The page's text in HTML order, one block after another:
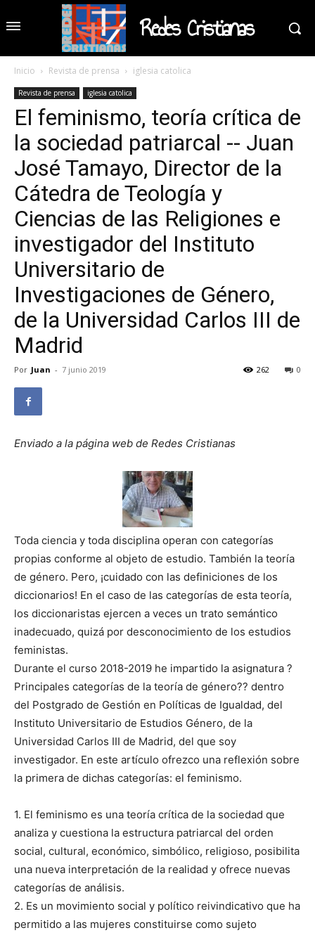
Redes Cristianas
Inicio Revista de prensa iglesia catolica
Revista de prensa iglesia catolica
El feminismo, teoría crítica de
la sociedad patriarcal -- Juan
José Tamayo, Director de la
Cátedra de Teología y
Ciencias de las Religiones e
investigador del Instituto
Universitario de
Investigaciones de Género,
de la Universidad Carlos III de
Madrid
Por Juan - 7 junio 2019 0
262
Enviado a la página web de Redes Cristianas
Toda ciencia y toda disciplina operan con categorías
propias conforme al objeto de estudio. También la teoría
de género. Pero, ¡cuidado con las definiciones de los
diccionarios! En el caso de las categorías de esta teoría,
los diccionaristas ejercen a veces un trato semántico
inadecuado, quizá por desconocimiento de los estudios
feministas.
Durante el curso 2018-2019 he impartido la asignatura ?
Principales categorías de la teoría de género?? dentro
del Postgrado de Gestión en Políticas de Igualdad, del
Instituto Universitario de Estudios Género, de la
Universidad Carlos III de Madrid, del que soy
investigador. En este artículo ofrezco una reflexión sobre
la primera de dichas categorías: el feminismo.
1. El feminismo es una teoría crítica de la sociedad que
analiza y cuestiona la estructura patriarcal del orden
social, cultural, económico, simbólico, religioso, posibilita
una nueva interpretación de la realidad y ofrece nuevas
categorías de análisis.
2. Es un movimiento social y político reivindicativo que ha
permitido a las mujeres constituirse como sujeto